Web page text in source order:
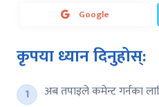
Google
कृपया ध्यान दिनुहोस्:
अब तपाइले कमेन्ट गर्नका